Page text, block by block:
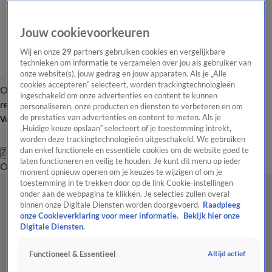
Overzicht Laatste nieuws Regionieuws Het beste van Hart
Tip de
redactie
Volg Hart van Nederland
Zoeken
OverzichtRegioUitzendingenWeerTip de redactiePanelVideo's
Jouw cookievoorkeuren
Wij en onze29 partners gebruiken cookies en vergelijkbare
technieken om informatie te verzamelen over jou als gebruiker van
onze website(s), jouw gedrag en jouw apparaten. Als je „Alle
cookies accepteren” selecteert, worden trackingtechnologieën
ingeschakeld om onze advertenties en content te kunnen
personaliseren, onze producten en diensten te verbeteren en om
de prestaties van advertenties en content te meten. Als je
„Huidige keuze opslaan” selecteert of je toestemming intrekt,
worden deze trackingtechnologieën uitgeschakeld. We gebruiken
dan enkel functionele en essentiële cookies om de website goed te
laten functioneren en veilig te houden. Je kunt dit menu op ieder
moment opnieuw openen om je keuzes te wijzigen of om je
toestemming in te trekken door op de link Cookie-instellingen
onder aan de webpagina te klikken. Je selecties zullen overal
binnen onze Digitale Diensten worden doorgevoerd. Raadpleeg
onze Cookieverklaring voor meer informatie.
Bekijk hier onze
Digitale Diensten.
Functioneel & Essentieel Altijd actief